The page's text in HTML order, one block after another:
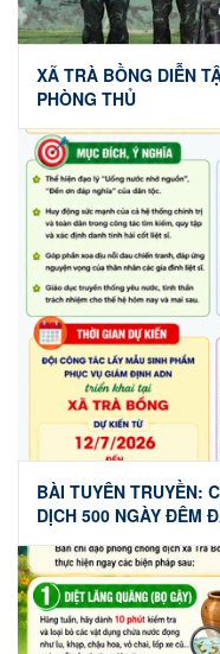
XÃ TRÀ BỒNG DIỄN
PHÒNG THỦ
BÀI TUYÊN TRUYỀN:
DỊCH 500 NGÀY ĐÊM
XÁC ĐỊNH DANH
XÃ TRÀ BỒNG